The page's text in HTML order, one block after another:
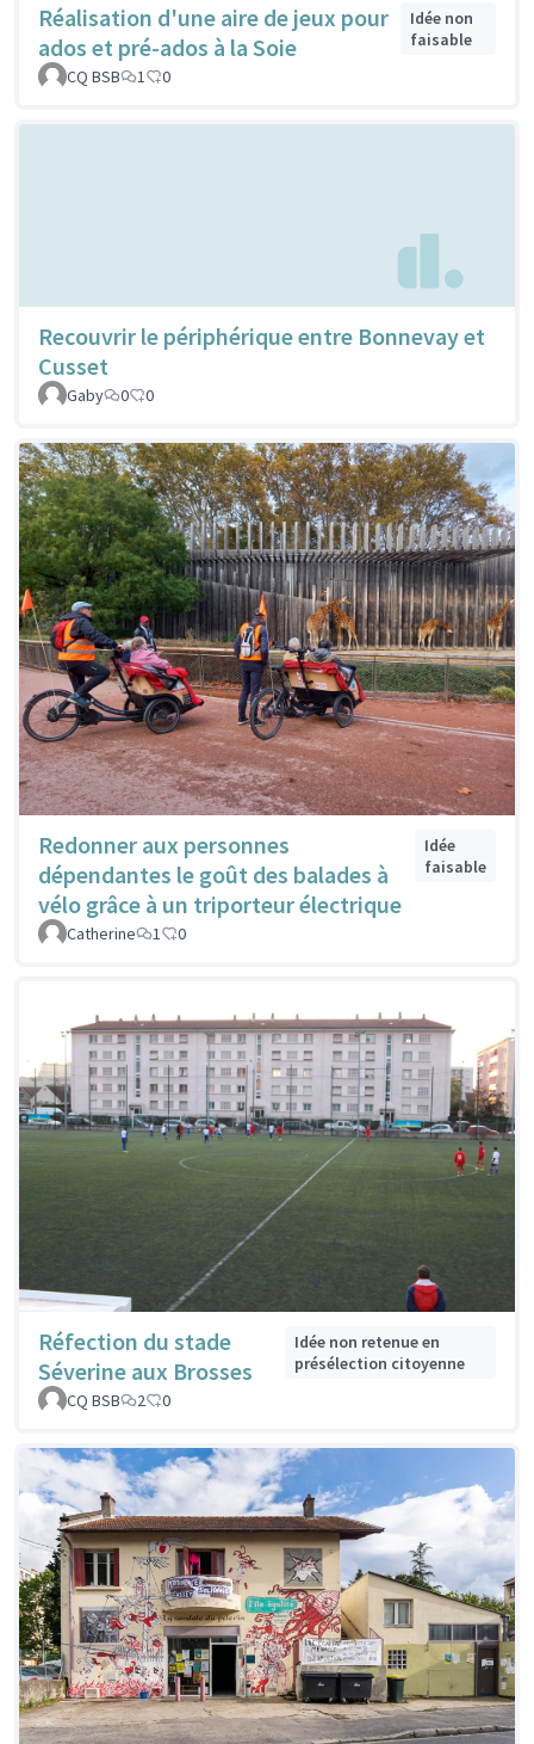
Réalisation d'une aire de jeux pour
ados et pré-ados à la Soie
Idée non
faisable
CQ BSB
1 0
Recouvrir le périphérique entre Bonnevay et
Cusset
Gaby 0 0
Redonner aux personnes
dépendantes le goût des balades à
vélo grâce à un triporteur électrique
Idée
faisable
Catherine 1 0
Réfection du stade
Séverine aux Brosses
Idée non retenue en
présélection citoyenne
CQ BSB
2 0